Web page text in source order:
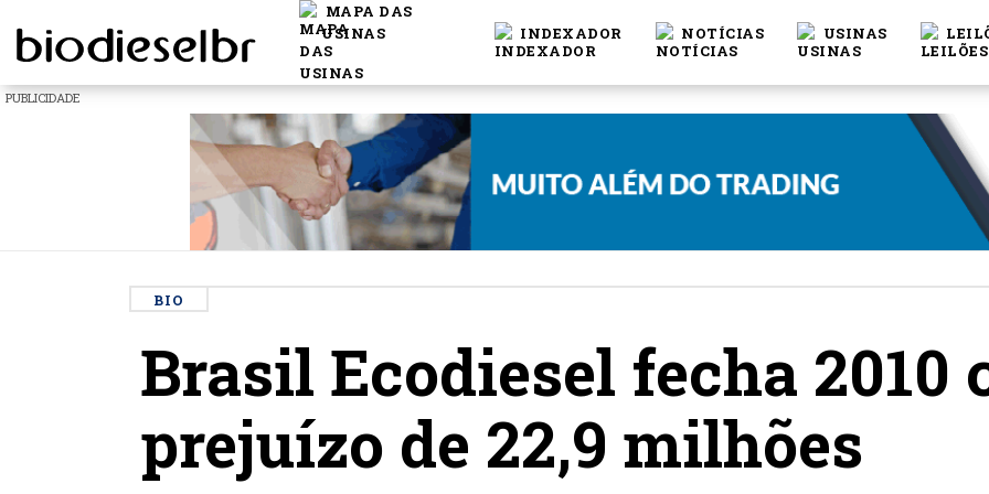
MAPA DAS
USINAS
INDEXADOR NOTÍCIAS USINAS
PUBLICIDADE
BIO
Brasil Ecodiesel fecha 2010
prejuízo de 22,9 milhões